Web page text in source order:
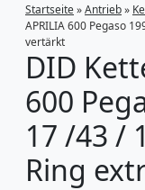
Startseite»Antrieb»
APRILIA 600 Pegaso
vertärkt
DID
600
17 /43 /
Ring